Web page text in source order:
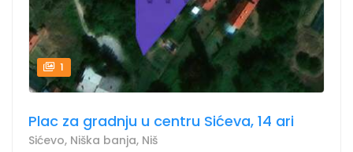
1
Plac za gradnju u centru Sićeva, 14 ari
Sićevo, Niška banja, Niš